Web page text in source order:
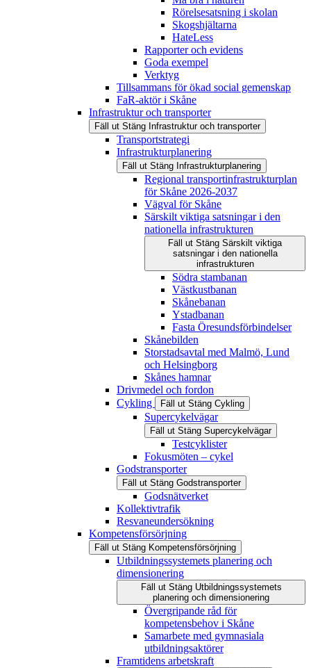
Rörelsesatsning i skolan
Skogshjältarna
HateLess
Rapporter och evidens
Goda exempel
Verktyg
Tillsammans för ökad social gemenskap
FaR-aktör i Skåne
Infrastruktur och transporter
Fäll ut Stäng Infrastruktur och transporter
Transportstrategi
Infrastrukturplanering
Fäll ut Stäng Infrastrukturplanering
Regional transportinfrastrukturplan
för Skåne 2026-2037
Vägval för Skåne
Särskilt viktiga satsningar i den
nationella infrastrukturen
Fäll ut Stäng Särskilt viktiga
satsningar i den nationella
infrastrukturen
Södra stambanan
Västkustbanan
Skånebanan
Ystadbanan
Fasta Öresundsförbindelser
Skånebilden
Storstadsavtal med Malmö, Lund
och Helsingborg
Skånes hamnar
Drivmedel och fordon
Cykling
Fäll ut Stäng Cykling
Supercykelvägar
Fäll ut Stäng Supercykelvägar
Testcyklister
Fokusmöten – cykel
Godstransporter
Fäll ut Stäng Godstransporter
Godsnätverket
Kollektivtrafik
Resvaneundersökning
Kompetensförsörjning
Fäll ut Stäng Kompetensförsörjning
Utbildningssystemets planering och
dimensionering
Fäll ut Stäng Utbildningssystemets
planering och dimensionering
Övergripande råd för
kompetensbehov i Skåne
Samarbete med gymnasiala
utbildningsaktörer
Framtidens arbetskraft